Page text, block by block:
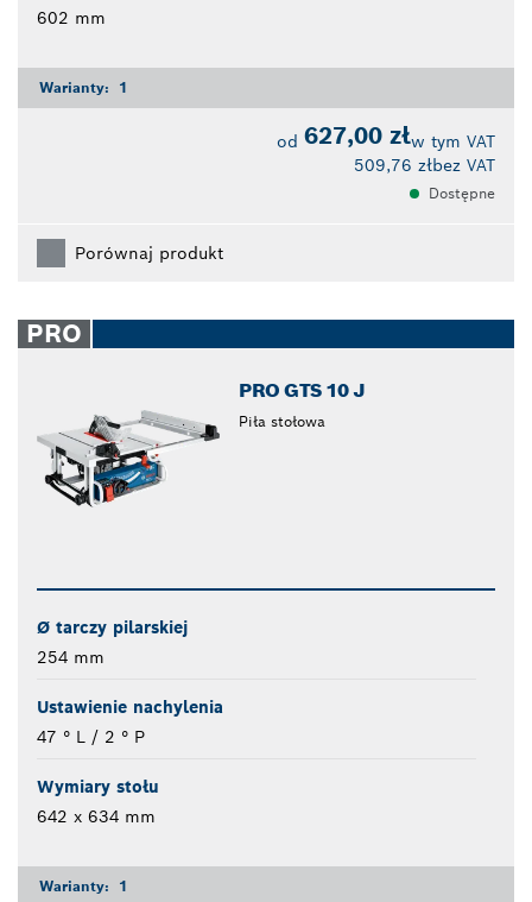
602 mm
Warianty: 1
od 627,00 złw tym VAT
509,76 złbez VAT
Dostępne
Porównaj produkt
PRO
PRO GTS 10 J
Piła stołowa
Ø tarczy pilarskiej
254 mm
Ustawienie nachylenia
47 ° L / 2 ° P
Wymiary stołu
642 x 634 mm
Warianty: 1